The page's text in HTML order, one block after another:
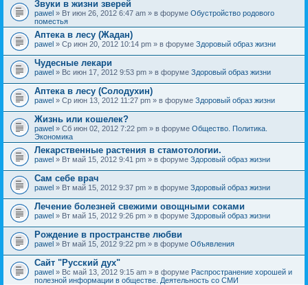
Звуки в жизни зверей
pawel » Вт июн 26, 2012 6:47 am » в форуме Обустройство родового
поместья
Аптека в лесу (Жадан)
pawel » Ср июн 20, 2012 10:14 pm » в форуме Здоровый образ жизни
Чудесные лекари
pawel » Вс июн 17, 2012 9:53 pm » в форуме Здоровый образ жизни
Аптека в лесу (Солодухин)
pawel » Ср июн 13, 2012 11:27 pm » в форуме Здоровый образ жизни
Жизнь или кошелек?
pawel » Сб июн 02, 2012 7:22 pm » в форуме Общество. Политика.
Экономика
Лекарственные растения в стамотологии.
pawel » Вт май 15, 2012 9:41 pm » в форуме Здоровый образ жизни
Сам себе врач
pawel » Вт май 15, 2012 9:37 pm » в форуме Здоровый образ жизни
Лечение болезней свежими овощными соками
pawel » Вт май 15, 2012 9:26 pm » в форуме Здоровый образ жизни
Рождение в пространстве любви
pawel » Вт май 15, 2012 9:22 pm » в форуме Объявления
Сайт "Русский дух"
pawel » Вс май 13, 2012 9:15 am » в форуме Распространение хорошей и
полезной информации в обществе. Деятельность со СМИ